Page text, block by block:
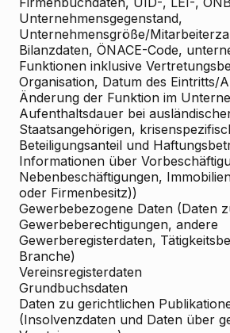
Unternehmensgegenstand,
Unternehmensgröße/
Bilanzdaten, ÖNACE-Code,
Funktionen inklusive
Organisation, Datum des Eintritts/
Änderung der Funktion im
Aufenthaltsdauer bei
Staatsangehörigen,
Beteiligungsanteil und
Informationen über
Nebenbeschäftigungen,
oder Firmenbesitz))
Gewerbebezogene Daten (Daten
Gewerbeberechtigungen, andere
Gewerberegisterdaten,
Branche)
Vereinsregisterdaten
Grundbuchsdaten
Daten zu gerichtlichen
(Insolvenzdaten und Daten über